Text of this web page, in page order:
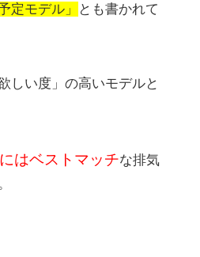
定モデル」
とも書かれて
しい度」の高いモデルと
はベストマッチな排気